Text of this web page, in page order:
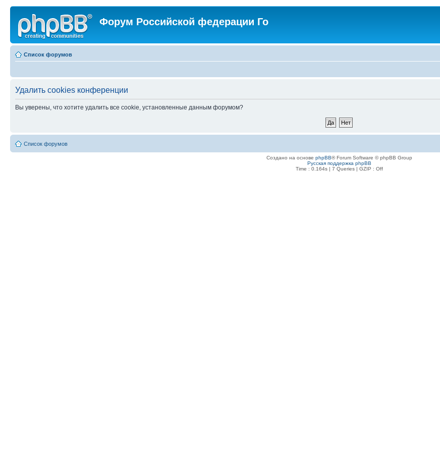
Форум Российской федерации Го
Список форумов
Удалить cookies конференции
Вы уверены, что хотите удалить все cookie, установленные данным форумом?
Список форумов
Создано на основе phpBB® Forum Software © phpBB Group
Русская поддержка phpBB
Time : 0.164s | 7 Queries | GZIP : Off